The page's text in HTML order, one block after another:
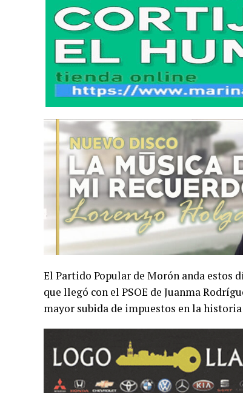
El Partido Popular de Morón anda estos
que llegó con el PSOE de Juanma
mayor subida de impuestos en la